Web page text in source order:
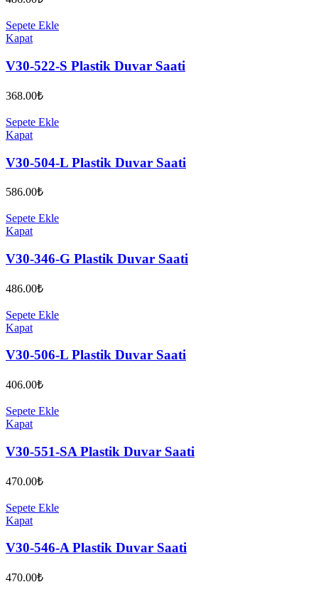
Sepete Ekle
Kapat
V30-522-S Plastik Duvar Saati
368.00₺
Sepete Ekle
Kapat
V30-504-L Plastik Duvar Saati
586.00₺
Sepete Ekle
Kapat
V30-346-G Plastik Duvar Saati
486.00₺
Sepete Ekle
Kapat
V30-506-L Plastik Duvar Saati
406.00₺
Sepete Ekle
Kapat
V30-551-SA Plastik Duvar Saati
470.00₺
Sepete Ekle
Kapat
V30-546-A Plastik Duvar Saati
470.00₺